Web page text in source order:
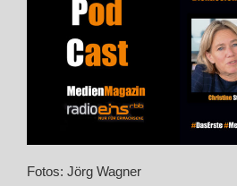
Fotos: Jörg Wagner